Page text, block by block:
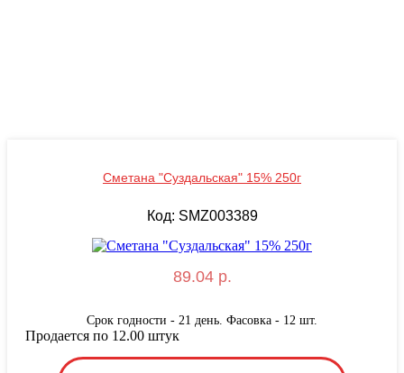
Сметана "Суздальская" 15% 250г
Код: SMZ003389
89.04 р.
Срок годности - 21 день. Фасовка - 12 шт.
Продается по 12.00 штук